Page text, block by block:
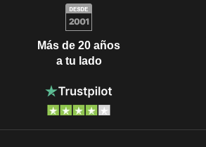
Más de 20 años
a tu lado